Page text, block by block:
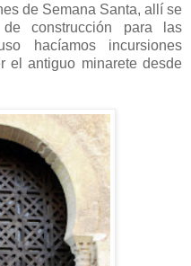
de Semana Santa, allí se
construcción para las
hacíamos incursiones
el antiguo minarete desde